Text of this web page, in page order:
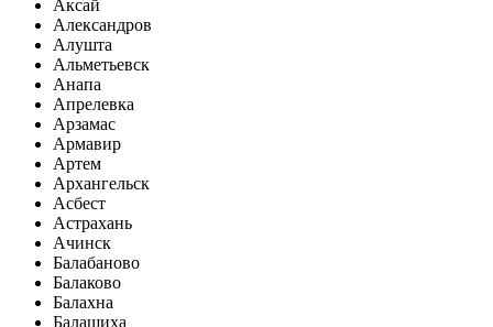
Аксай
Александров
Алушта
Альметьевск
Анапа
Апрелевка
Арзамас
Армавир
Артем
Архангельск
Асбест
Астрахань
Ачинск
Балабаново
Балаково
Балахна
Балашиха